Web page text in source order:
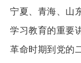
宁夏、青海、山
学习教育的重要
革命时期到党的